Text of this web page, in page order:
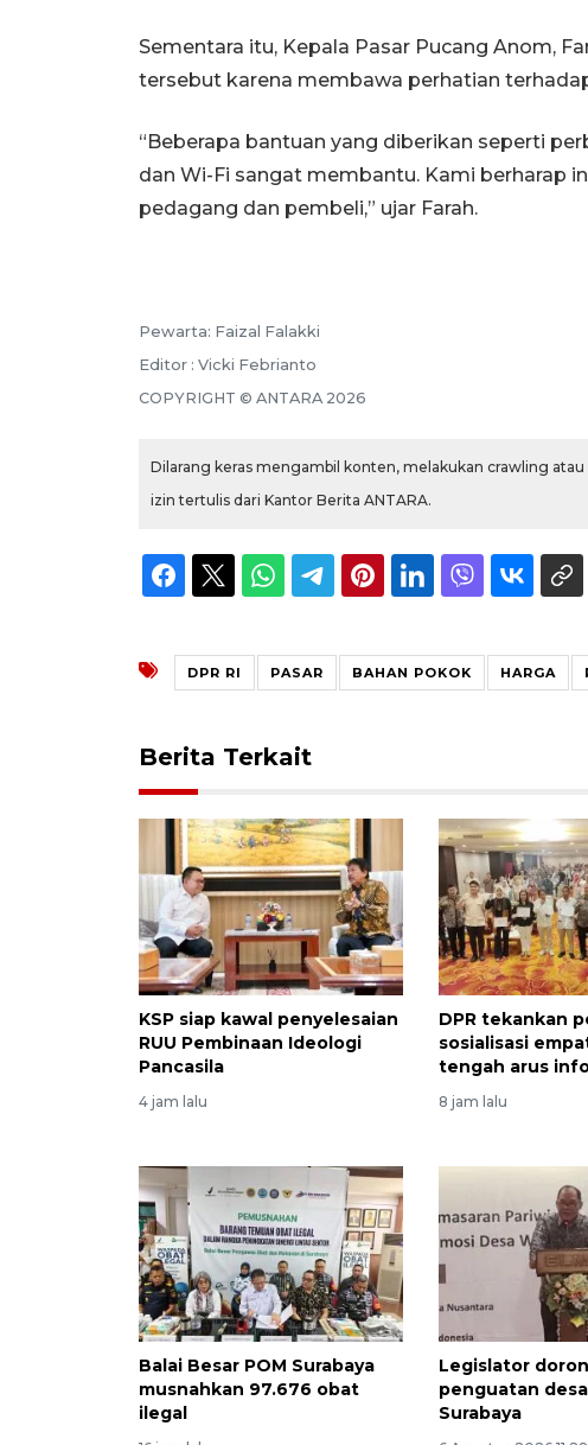
Sementara itu, Kepala Pasar Pucang Anom,
tersebut karena membawa perhatian
“Beberapa bantuan yang diberikan seperti
dan Wi-Fi sangat membantu. Kami berharap
pedagang dan pembeli,” ujar Farah.
Pewarta: Faizal Falakki
Editor : Vicki Febrianto
COPYRIGHT © ANTARA 2026
Dilarang keras mengambil konten, melakukan crawling
izin tertulis dari Kantor Berita ANTARA.
DPR RI PASAR BAHAN POKOK HARGA
Berita Terkait
KSP siap kawal penyelesaian
RUU Pembinaan Ideologi
Pancasila
4 jam lalu
DPR tekankan
sosialisasi
tengah arus
8 jam lalu
Balai Besar POM Surabaya
musnahkan 97.676 obat
ilegal
Legislator
penguatan
Surabaya